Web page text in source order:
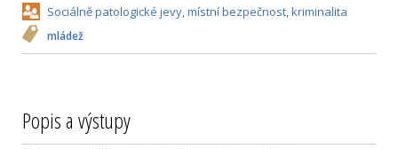
Sociálně patologické jevy, místní bezpečnost, kriminalita
mládež
Popis a výstupy